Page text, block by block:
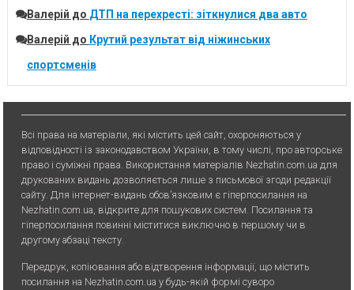
Валерій до ДТП на перехресті: зіткнулися два авто
Валерій до Крутий результат від ніжинських
спортсменів
Всі права на матеріали, які містить цей сайт, охороняються у
відповідності із законодавством України, в тому числі, про авторське
право і суміжні права. Використання матерiалiв Nezhatin.com.ua для
друкованих видань дозволяється лише з письмової згоди редакції
сайту. Для iнтернет-видань обов’язковим є гiперпосилання на
Nezhatin.com.ua, відкрите для пошукових систем. Посилання та
гіперпосилання повинні міститися виключно в першому чи в
другому абзаці тексту.
Передрук, копiювання або вiдтворення iнформацiї, що мiстить
посилання на Nezhatin.com.ua у будь-якiй формi суворо